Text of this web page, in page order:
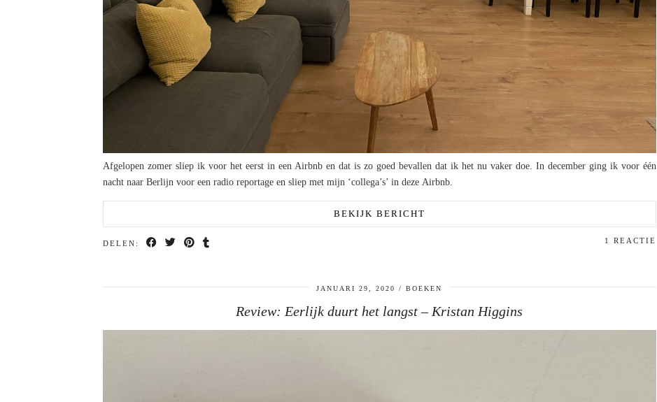
Afgelopen zomer sliep ik voor het eerst in een Airbnb en dat is zo goed bevallen dat ik het nu vaker doe. In december ging ik voor één
nacht naar Berlijn voor een radio reportage en sliep met mijn ‘collega’s’ in deze Airbnb.
BEKIJK BERICHT
DELEN: 1 REACTIE
JANUARI 29, 2020 BOEKEN
Review: Eerlijk duurt het langst – Kristan Higgins